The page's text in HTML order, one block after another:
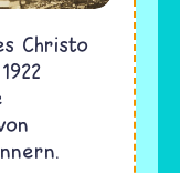
Christo